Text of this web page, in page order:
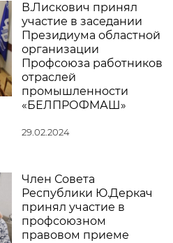
В.Лискович принял
участие в заседании
Президиума областной
организации
Профсоюза работников
отраслей
промышленности
«БЕЛПРОФМАШ»
29.02.2024
Член Совета
Республики Ю.Деркач
принял участие в
профсоюзном
правовом приеме